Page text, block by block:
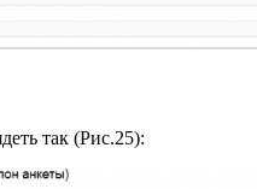
так (Рис.25):